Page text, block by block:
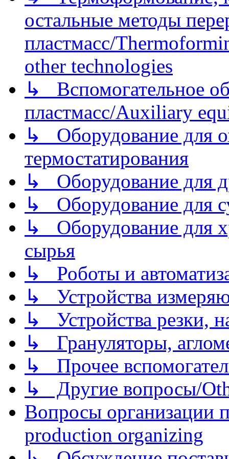
остальные методы
пластмасс/
other technologies
↳ Вспомогательное
пластмасс/Auxiliary
↳ Оборудование для
термостатирования
↳ Оборудование для
↳ Оборудование для
↳ Оборудование для
сырья
↳ Роботы и
↳ Устройства
↳ Устройства резки,
↳ Грануляторы,
↳ Прочее
↳ Другие вопросы/
Вопросы организации
production organizing